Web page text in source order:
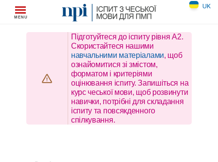
UK
Підготуйтеся до іспиту рівня A2.
Скористайтеся нашими
навчальними матеріалами, щоб
ознайомитися зі змістом,
форматом і критеріями
оцінювання іспиту. Запишіться на
курс чеської мови, щоб розвинути
навички, потрібні для складання
іспиту та повсякденного
спілкування.